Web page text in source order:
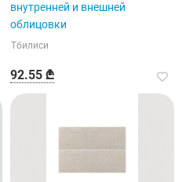
внутренней и внешней
облицовки
Тбилиси
92.55 ₾